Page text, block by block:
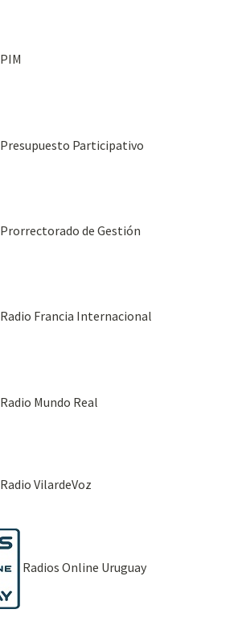
PIM
Presupuesto Participativo
Prorrectorado de Gestión
Radio Francia Internacional
Radio Mundo Real
Radio VilardeVoz
Radios Online Uruguay